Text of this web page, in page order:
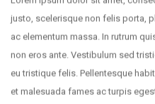
justo, scelerisque non felis porta,
ac elementum massa. In rutrum
non eros ante. Vestibulum sed
eu tristique felis. Pellentesque
et malesuada fames ac turpis
ipsum in urna semper volutpat.